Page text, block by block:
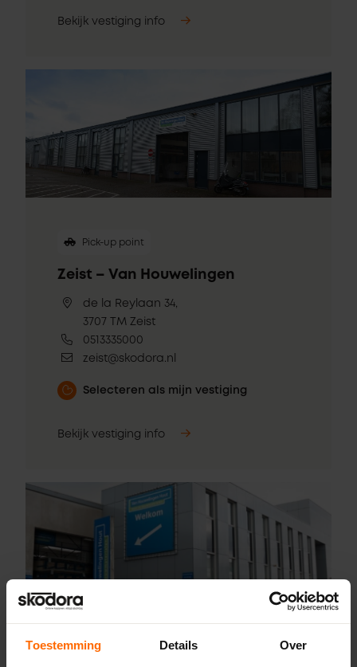
Toestemming Details Over
Bekijk vestiging info
Pick-up point
Zeist – Van Houwelingen
de la Reylaan 34,
3707 TM Zeist
0513335000
zeist@skodora.nl
Selecteren als mijn vestiging
Bekijk vestiging info